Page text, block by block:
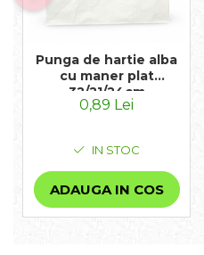
Punga de hartie alba
cu maner plat
32/21/24cm
0,89 Lei
IN STOC
ADAUGA IN COS